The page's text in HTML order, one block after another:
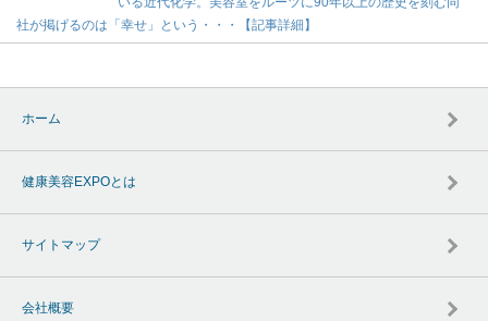
社が掲げるのは「幸せ」という・・・【記事詳細】
ホーム
健康美容EXPOとは
サイトマップ
会社概要